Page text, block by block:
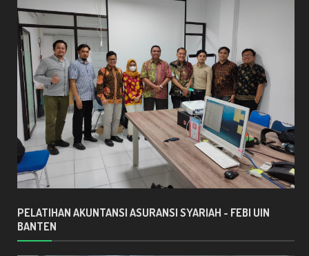
PELATIHAN AKUNTANSI ASURANSI SYARIAH - FEBI UIN
BANTEN